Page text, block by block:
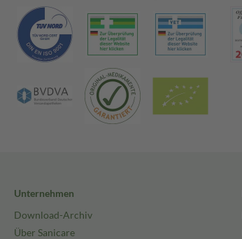
Unternehmen
Download-Archiv
Über Sanicare